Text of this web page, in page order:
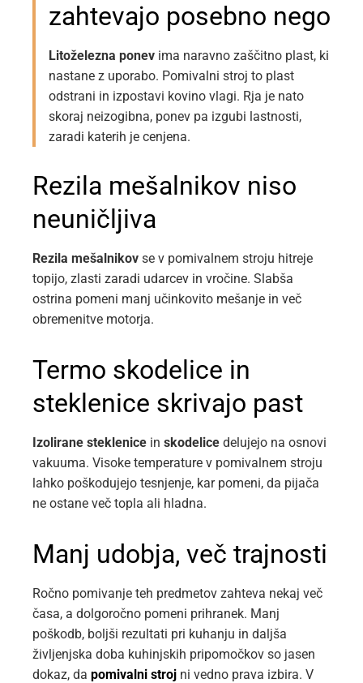
zahtevajo posebno nego
Litoželezna ponev ima naravno zaščitno plast, ki
nastane z uporabo. Pomivalni stroj to plast
odstrani in izpostavi kovino vlagi. Rja je nato
skoraj neizogibna, ponev pa izgubi lastnosti,
zaradi katerih je cenjena.
Rezila mešalnikov niso
neuničljiva
Rezila mešalnikov se v pomivalnem stroju hitreje
topijo, zlasti zaradi udarcev in vročine. Slabša
ostrina pomeni manj učinkovito mešanje in več
obremenitve motorja.
Termo skodelice in
steklenice skrivajo past
Izolirane steklenice in skodelice delujejo na osnovi
vakuuma. Visoke temperature v pomivalnem stroju
lahko poškodujejo tesnjenje, kar pomeni, da pijača
ne ostane več topla ali hladna.
Manj udobja, več trajnosti
Ročno pomivanje teh predmetov zahteva nekaj več
časa, a dolgoročno pomeni prihranek. Manj
poškodb, boljši rezultati pri kuhanju in daljša
življenjska doba kuhinjskih pripomočkov so jasen
dokaz, da pomivalni stroj ni vedno prava izbira. V